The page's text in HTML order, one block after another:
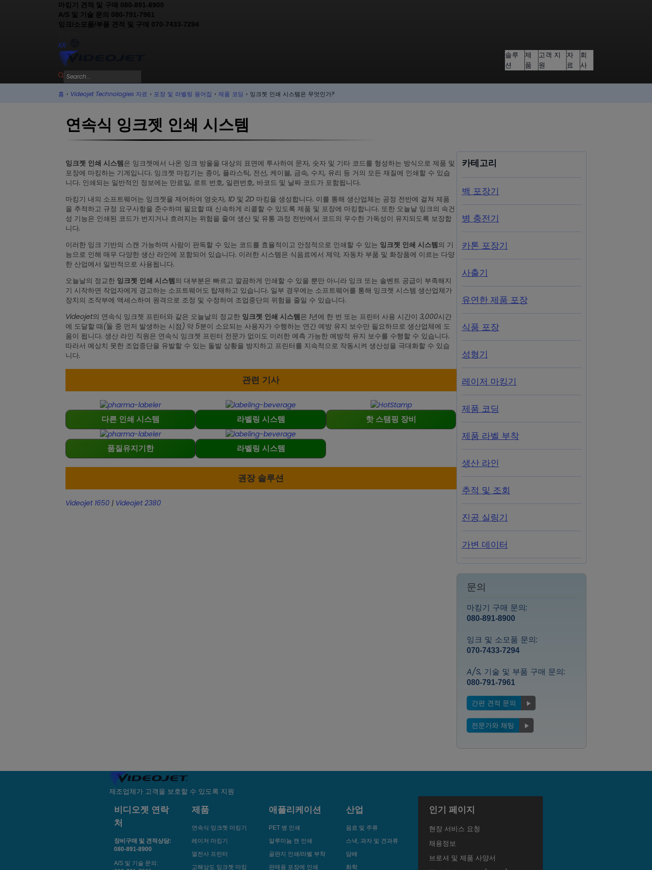
마킹기 견적 및 구매 080-891-8900
A/S 및 기술 문의 080-791-7961
잉크/소모품/부품 견적 및 구매 070-7433-7294
KR
솔루
션
제
품
고객 지
원
자
료
회
사
홈 › Videojet Technologies 자료 › 포장 및 라벨링 용어집 › 제품 코딩 › 잉크젯 인쇄 시스템은 무엇인가?
연속식 잉크젯 인쇄 시스템
잉크젯 인쇄 시스템 은 잉크젯에서 나온 잉크 방울을 대상의 표면에 투사하여 문자, 숫자 및 기타 코드를 형성하는 방식으로 제품 및
포장에 마킹하는 기계입니다. 잉크젯 마킹기는 종이, 플라스틱, 전선, 케이블, 금속, 수지, 유리 등 거의 모든 재질에 인쇄할 수 있습
니다. 인쇄되는 일반적인 정보에는 만료일, 로트 번호, 일련번호, 바코드 및 날짜 코드가 포함됩니다.
마킹기 내의 소프트웨어는 잉크젯을 제어하여 영숫자, 1D 및 2D 마킹을 생성합니다. 이를 통해 생산업체는 공정 전반에 걸쳐 제품
을 추적하고 규정 요구사항을 준수하며 필요할 때 신속하게 리콜할 수 있도록 제품 및 포장에 마킹합니다. 또한 오늘날 잉크의 속건
성 기능은 인쇄된 코드가 번지거나 흐려지는 위험을 줄여 생산 및 유통 과정 전반에서 코드의 우수한 가독성이 유지되도록 보장합
니다.
이러한 잉크 기반의 스캔 가능하며 사람이 판독할 수 있는 코드를 효율적이고 안정적으로 인쇄할 수 있는 잉크젯 인쇄 시스템 의 기
능으로 인해 매우 다양한 생산 라인에 포함되어 있습니다. 이러한 시스템은 식음료에서 제약, 자동차 부품 및 화장품에 이르는 다양
한 산업에서 일반적으로 사용됩니다.
오늘날의 정교한 잉크젯 인쇄 시스템 의 대부분은 빠르고 깔끔하게 인쇄할 수 있을 뿐만 아니라 잉크 또는 솔벤트 공급이 부족해지
기 시작하면 작업자에게 경고하는 소프트웨어도 탑재하고 있습니다. 일부 경우에는 소프트웨어를 통해 잉크젯 시스템 생산업체가
장치의 조작부에 액세스하여 원격으로 조정 및 수정하여 조업중단의 위험을 줄일 수 있습니다.
Videojet의 연속식 잉크젯 프린터와 같은 오늘날의 정교한 잉크젯 인쇄 시스템 은 1년에 한 번 또는 프린터 사용 시간이 3,000시간
에 도달할 때(둘 중 먼저 발생하는 시점) 약 5분이 소요되는 사용자가 수행하는 연간 예방 유지 보수만 필요하므로 생산업체에 도
움이 됩니다. 생산 라인 직원은 연속식 잉크젯 프린터 전문가 없이도 이러한 예측 가능한 예방적 유지 보수를 수행할 수 있습니다.
따라서 예상치 못한 조업중단을 유발할 수 있는 돌발 상황을 방지하고 프린터를 지속적으로 작동시켜 생산성을 극대화할 수 있습
니다.
관련 기사
다른 인쇄 시스템 라벨링 시스템 핫 스탬핑 장비
품질유지기한 라벨링 시스템
권장 솔루션
Videojet 1650 | Videojet 2380
카테고리
백 포장기
병 충전기
카톤 포장기
사출기
유연한 제품 포장
식품 포장
성형기
레이저 마킹기
제품 코딩
제품 라벨 부착
생산 라인
추적 및 조회
진공 실링기
가변 데이터
문의
마킹기 구매 문의:
080-891-8900
잉크 및 소모품 문의:
070-7433-7294
A/S, 기술 및 부품 구매 문의:
080-791-7961
간편 견적 문의
전문가와 채팅
제조업체가 고객을 보호할 수 있도록 지원
비디오젯 연락
처
장비구매 및 견적상담:
080-891-8900
A/S 및 기술 문의:
제품
연속식 잉크젯 마킹기
레이저 마킹기
열전사 프린터
고해상도 잉크젯 마킹
애플리케이션
PET 병 인쇄
알루미늄 캔 인쇄
골판지 인쇄/라벨 부착
판매용 포장에 인쇄
산업
음료 및 주류
스낵, 과자 및 견과류
담배
화학
인기 페이지
현장 서비스 요청
채용정보
브로셔 및 제품 사양서